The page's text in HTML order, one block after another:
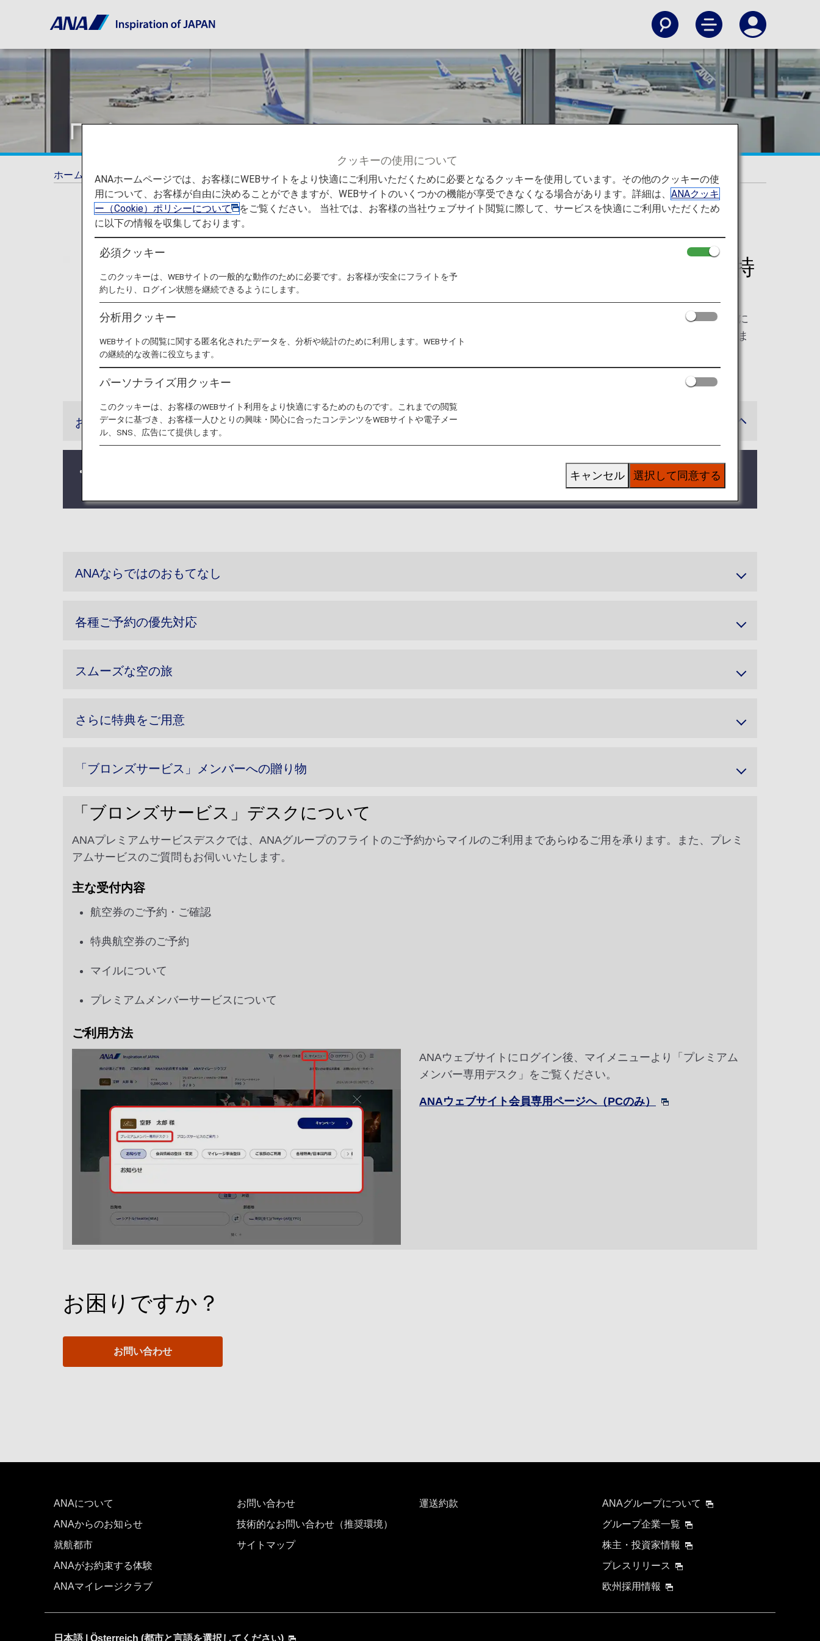
「ブロンズサービス」メンバー
ホーム ANAマイレージクラブ プレミアムメンバーサービス 「ブロンズサービス」メンバー
「ブロンズサービス」メンバー特
典
「ブロンズサービス」メンバーのお客様には、空の旅をより快適に
お楽しみいただくために、さまざまなサービスをご用意しておりま
お知らせ
アップグレードポイントのご提供は2026年度のプレミアムメンバーならびにスーパーフライヤーズ本会員の方へのご提供をもって終
ANAならではのおもてなし
各種ご予約の優先対応
スムーズな空の旅
さらに特典をご用意
「ブロンズサービス」メンバーへの贈り物
「ブロンズサービス」デスクについて
ANAプレミアムサービスデスクでは、ANAグループのフライトのご予約からマイルのご利用まであらゆるご用を承ります。また、プレミ
アムサービスのご質問もお伺いいたします。
主な受付内容
航空券のご予約・ご確認
特典航空券のご予約
マイルについて
プレミアムメンバーサービスについて
ご利用方法
ANAウェブサイトにログイン後、マイメニューより「プレミアム
メンバー専用デスク」をご覧ください。
ANAウェブサイト会員専用ページへ（PCのみ）
お困りですか？
お問い合わせ
ANAについて
ANAからのお知らせ
就航都市
ANAがお約束する体験
ANAマイレージクラブ
お問い合わせ
技術的なお問い合わせ（推奨環境）
サイトマップ
運送約款
ANAグループについて
グループ企業一覧
株主・投資家情報
プレスリリース
欧州採用情報
日本語 | Österreich (都市と言語を選択してください)
クッキーの使用について
ANAホームページでは、お客様にWEBサイトをより快適にご利用いただくために必要となるクッキーを使用しています。その他のクッキーの使
用について、お客様が自由に決めることができますが、WEBサイトのいくつかの機能が享受できなくなる場合があります。詳細は、ANAクッキ
ー（Cookie）ポリシーについて
をご覧ください。 当社では、お客様の当社ウェブサイト閲覧に際して、サービスを快適にご利用いただくため
に以下の情報を収集しております。
必須クッキー
このクッキーは、WEBサイトの一般的な動作のために必要です。お客様が安全にフライトを予
約したり、ログイン状態を継続できるようにします。
分析用クッキー
WEBサイトの閲覧に関する匿名化されたデータを、分析や統計のために利用します。WEBサイト
の継続的な改善に役立ちます。
パーソナライズ用クッキー
このクッキーは、お客様のWEBサイト利用をより快適にするためのものです。これまでの閲覧
データに基づき、お客様一人ひとりの興味・関心に合ったコンテンツをWEBサイトや電子メー
ル、SNS、広告にて提供します。
選択して同意する
キャンセル